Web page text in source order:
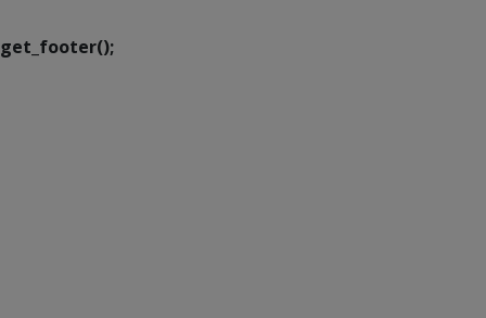
get_footer();